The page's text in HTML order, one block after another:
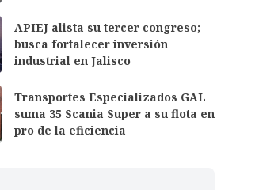
APIEJ alista su tercer congreso;
busca fortalecer inversión
industrial en Jalisco
Transportes Especializados GAL
suma 35 Scania Super a su flota en
pro de la eficiencia